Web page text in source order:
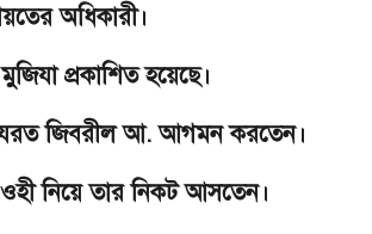
অধিকারী।
প্রকাশিত হয়েছে।
জিবরীল আ. আগমন করতেন।
নিয়ে তার নিকট আসতেন।